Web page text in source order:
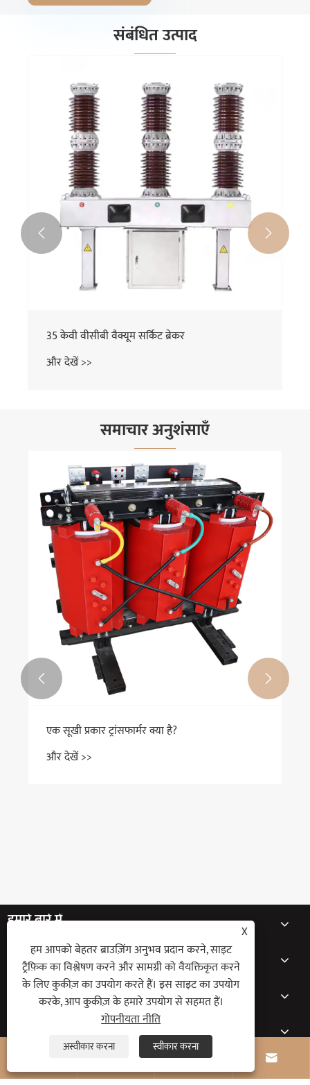
संबंधित उत्पाद
35 केवी वीसीबी वैक्यूम सर्किट ब्रेकर
और देखें >>
 
समाचार अनुशंसाएँ
एक सूखी प्रकार ट्रांसफार्मर क्या है?
और देखें >>
 
हमारे बारे में
उत्पादों
समाचार
 
X
हम आपको बेहतर ब्राउज़िंग अनुभव प्रदान करने, साइट
ट्रैफ़िक का विश्लेषण करने और सामग्री को वैयक्तिकृत करने
के लिए कुकीज़ का उपयोग करते हैं। इस साइट का उपयोग
करके, आप कुकीज़ के हमारे उपयोग से सहमत हैं।
गोपनीयता नीति
अस्वीकार करना स्वीकार करना